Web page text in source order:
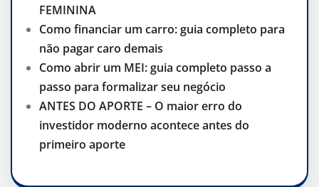
FEMININA
Como financiar um carro: guia completo para
não pagar caro demais
Como abrir um MEI: guia completo passo a
passo para formalizar seu negócio
ANTES DO APORTE – O maior erro do
investidor moderno acontece antes do
primeiro aporte